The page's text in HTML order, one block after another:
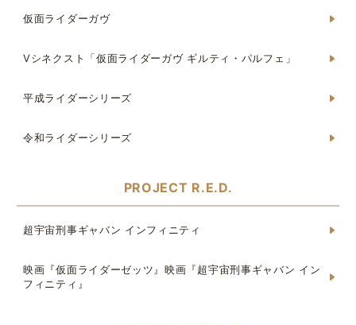
仮面ライダーガヴ
Vシネクスト「仮面ライダーガヴ ギルティ・パルフェ」
平成ライダーシリーズ
令和ライダーシリーズ
PROJECT R.E.D.
超宇宙刑事ギャバン インフィニティ
映画『仮面ライダーゼッツ』映画『超宇宙刑事ギャバン イン
フィニティ』